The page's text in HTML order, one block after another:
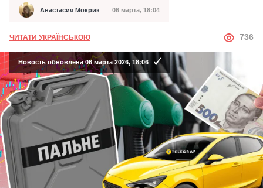
Автор Анастасия Мокрик
Дата публикации 06 марта, 18:04
ЧИТАТИ УКРАЇНСЬКОЮ АВТОР
736
Новость обновлена 06 марта 2026, 18:06